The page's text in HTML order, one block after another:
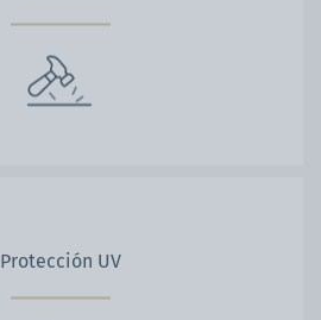
Protección UV